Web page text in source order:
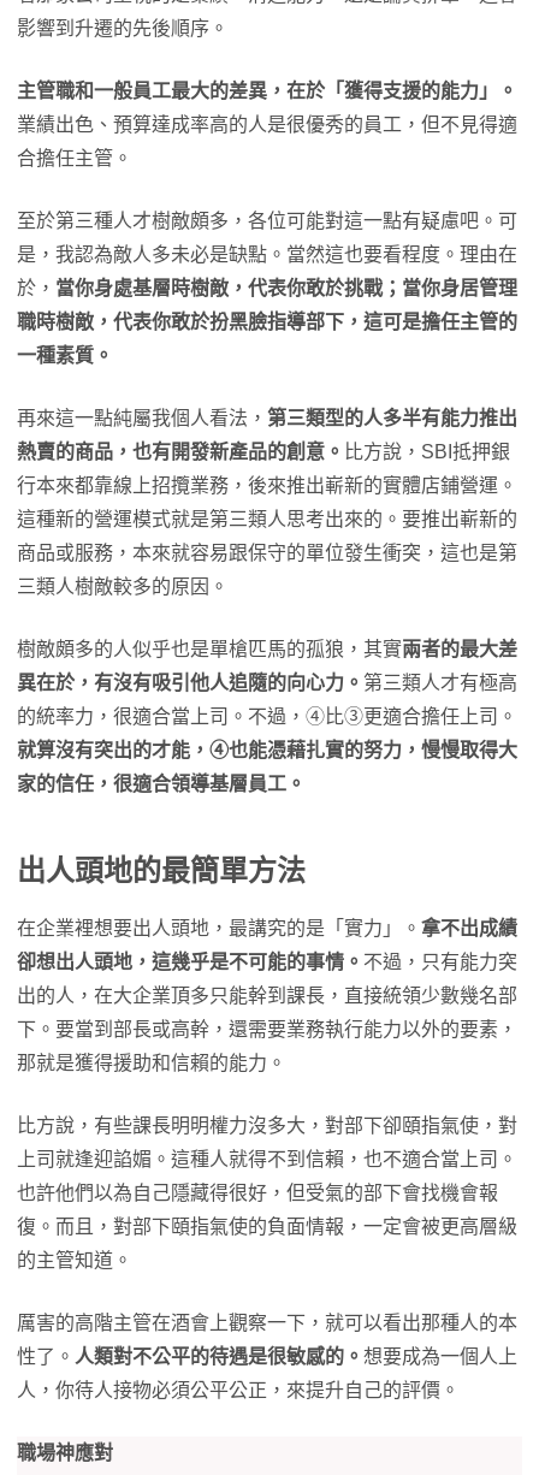
影響到升遷的先後順序。
主管職和一般員工最大的差異，在於「獲得支援的能力」
。
業績出色、預算達成率高的人是很優秀的員工，但不見得適
合擔任主管。
至於第三種人才樹敵頗多，各位可能對這一點有疑慮吧。可
是，我認為敵人多未必是缺點。當然這也要看程度。理由在
於， 當你身處基層時樹敵，代表你敢於挑戰；當你身居管理
職時樹敵，代表你敢於扮黑臉指導部下，這可是擔任主管的
一種素質 。
再來這一點純屬我個人看法， 第三類型的人多半有能力推出
熱賣的商品，也有開發新產品的創意。 比方說，SBI抵押銀
行本來都靠線上招攬業務，後來推出嶄新的實體店鋪營運。
這種新的營運模式就是第三類人思考出來的。要推出嶄新的
商品或服務，本來就容易跟保守的單位發生衝突，這也是第
三類人樹敵較多的原因。
樹敵頗多的人似乎也是單槍匹馬的孤狼，其實兩者的最大差
異在於，有沒有吸引他人追隨的向心力。 第三類人才有極高
的統率力，很適合當上司。不過，④比③更適合擔任上司。
就算沒有突出的才能，④也能憑藉扎實的努力，慢慢取得大
家的信任，很適合領導基層員工。
出人頭地的最簡單方法
在企業裡想要出人頭地，最講究的是「實力」。 拿不出成績
卻想出人頭地，這幾乎是不可能的事情。 不過，只有能力突
出的人，在大企業頂多只能幹到課長，直接統領少數幾名部
下。要當到部長或高幹，還需要業務執行能力以外的要素，
那就是獲得援助和信賴的能力。
比方說，有些課長明明權力沒多大，對部下卻頤指氣使，對
上司就逢迎諂媚。這種人就得不到信賴，也不適合當上司。
也許他們以為自己隱藏得很好，但受氣的部下會找機會報
復。而且，對部下頤指氣使的負面情報，一定會被更高層級
的主管知道。
厲害的高階主管在酒會上觀察一下，就可以看出那種人的本
性了。 人類對不公平的待遇是很敏感的。 想要成為一個人上
人，你待人接物必須公平公正，來提升自己的評價。
職場神應對